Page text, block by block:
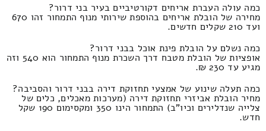
כמה עולה העברת אריחים דקורטיביים בעיר בני דרור?
מחירה של הובלת אריחים בהוספת שירותי מנוף התמחור זהו 670
ועד 210 שקלים חדשים.
כמה נשלם על הובלת פינת אוכל בבני דרור?
אופציות של הובלת מטבח דרך השכרת מנוף התמחור הוא 540 וזה
מגיע עד 230 ₪.
כמה תעלה שינוע של אמצעי תחזוקת דירה בבני דרור והסביבה?
מחיר הובלת אביזרי תחזוקת דירה (מערכות מאכלים, כלים של
צלייה שנדלירים וכיו"ב) התמחור הינו 350 ומקסימום 190 שקל
חדש.